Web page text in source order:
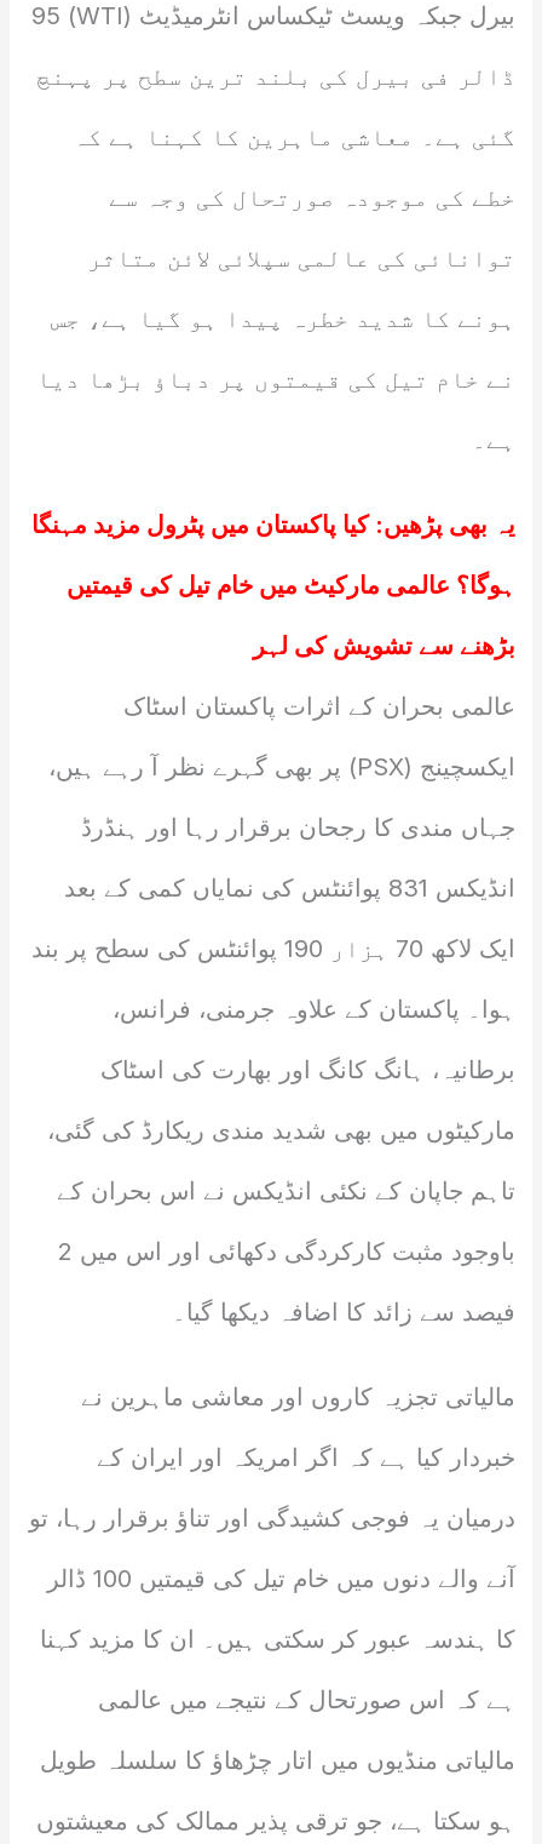
بیرل جبکہ ویسٹ ٹیکساس انٹرمیڈیٹ (WTI) 95
ڈالر فی بیرل کی بلند ترین سطح پر پہنچ
گئی ہے۔ معاشی ماہرین کا کہنا ہے کہ
خطے کی موجودہ صورتحال کی وجہ سے
توانائی کی عالمی سپلائی لائن متاثر
ہونے کا شدید خطرہ پیدا ہو گیا ہے، جس
نے خام تیل کی قیمتوں پر دباؤ بڑھا دیا
ہے۔
یہ بھی پڑھیں:کیا پاکستان میں پٹرول مزید مہنگا
ہوگا؟ عالمی مارکیٹ میں خام تیل کی قیمتیں
بڑھنے سے تشویش کی لہر
عالمی بحران کے اثرات پاکستان اسٹاک
ایکسچینج (PSX) پر بھی گہرے نظر آ رہے ہیں،
جہاں مندی کا رجحان برقرار رہا اور ہنڈرڈ
انڈیکس 831 پوائنٹس کی نمایاں کمی کے بعد
ایک لاکھ 70 ہزار 190 پوائنٹس کی سطح پر بند
ہوا۔ پاکستان کے علاوہ جرمنی، فرانس،
برطانیہ، ہانگ کانگ اور بھارت کی اسٹاک
مارکیٹوں میں بھی شدید مندی ریکارڈ کی گئی،
تاہم جاپان کے نکئی انڈیکس نے اس بحران کے
باوجود مثبت کارکردگی دکھائی اور اس میں 2
فیصد سے زائد کا اضافہ دیکھا گیا۔
مالیاتی تجزیہ کاروں اور معاشی ماہرین نے
خبردار کیا ہے کہ اگر امریکہ اور ایران کے
درمیان یہ فوجی کشیدگی اور تناؤ برقرار رہا، تو
آنے والے دنوں میں خام تیل کی قیمتیں 100 ڈالر
کا ہندسہ عبور کر سکتی ہیں۔ ان کا مزید کہنا
ہے کہ اس صورتحال کے نتیجے میں عالمی
مالیاتی منڈیوں میں اتار چڑھاؤ کا سلسلہ طویل
ہو سکتا ہے، جو ترقی پذیر ممالک کی معیشتوں